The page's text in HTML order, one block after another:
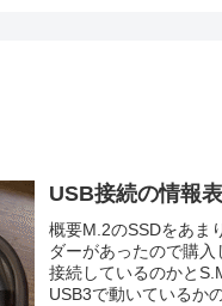
USB接続の情報
概要M.2のSSDをあま
ダーがあったので購
接続しているのかと
USB3で動いているか